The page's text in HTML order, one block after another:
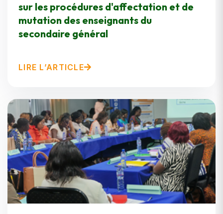
sur les procédures d'affectation et de
mutation des enseignants du
secondaire général
LIRE L’ARTICLE